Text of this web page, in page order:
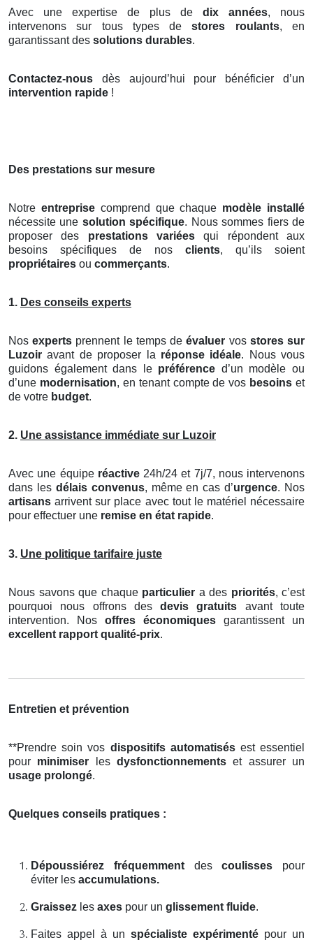
Avec une expertise de plus de dix années, nous
intervenons sur tous types destores roulants, en
garantissant des solutions durables.
Contactez-nous dès aujourd’hui pour bénéficier d’un
intervention rapide !
Des prestations sur mesure
Notre entreprisecomprend que chaque modèle installé
nécessite une solution spécifique. Nous sommes fiers de
proposer des prestations variées qui répondent aux
besoins spécifiques de nos clients, qu’ils soient
propriétaires ou commerçants.
1. Des conseils experts
Nosexperts prennent le temps deévaluer vos stores sur
Luzoiravant de proposer la réponse idéale. Nous vous
guidons également dans le préférence d’un modèle ou
d’une modernisation, en tenant compte de vos besoins et
de votre budget.
2. Une assistance immédiate sur Luzoir
Avec une équipe réactive24h/24 et 7j/7, nous intervenons
dans les délais convenus, même en cas d’urgence. Nos
artisans arrivent sur place avec tout le matériel nécessaire
pour effectuer une remise en état rapide.
3. Une politique tarifaire juste
Nous savons que chaque particulier a des priorités, c’est
pourquoi nous offrons desdevis gratuits avant toute
intervention. Nos offres économiques garantissent un
excellent rapport qualité-prix.
Entretien et prévention
**Prendre soin vos dispositifs automatisésest essentiel
pour minimiser lesdysfonctionnements et assurer un
usage prolongé.
Quelques conseils pratiques :
Dépoussiérez fréquemmentdescoulisses pour
éviter les accumulations.
Graissez les axes pour un glissement fluide.
Faites appel à un spécialiste expérimenté pour un